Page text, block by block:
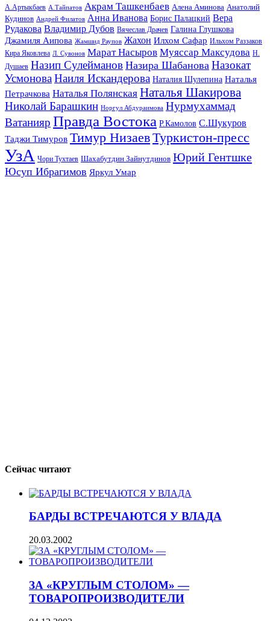
А.Артыкбаев А.Тайпатов Акрам Ташкенбаев Алена Аминова Анатолий
Кудинов Андрей Филатов Анна Иванова Борис Палацкий Вера
Рудакова Владимир Дубов Вячеслав Драчев Галина Глушкова
Джамиля Аипова Жамшид Раупов Жахон Илхом Сафар Ильхом Раззаков
Кира Яковлева Л. Сувонов Марат Насыров Муяссар Максудова Н.
Душаев Назип Сулейманов Назира Шабанова Назокат
УсмоноваНаиля Искандерова Наталия Шулепина Наталья
Петрачкова Наталья Полянская Наталья Шакирова
Николай Барашкин Норгул Абдураимова Нурмухаммад
Ватанияр Правда Востока Р.Камолов С.Шукуров
Таджи Тимуров Тимур НизаевТуркистон-пресс
УзА Чори Тухтаев Шахабутдин Зайнутдинов Юрий Гентшке
Юсуп Ибрагимов Яркул Умар
Сейчас читают
БАРДЫ ВСТРЕЧАЮТСЯ У ВЛАДА
20.03.2002
ЗА «КРУГЛЫМ СТОЛОМ» —
ТОВАРОПРОИЗВОДИТЕЛИ